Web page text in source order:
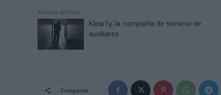
Artículo anterior
Klearfy, la compañía de servicio de
auxiliares
Compartir